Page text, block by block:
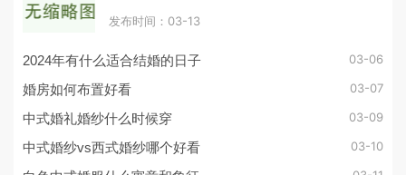
发布时间：03-13
2024年有什么适合结婚的日子 03-06
婚房如何布置好看 03-07
中式婚礼婚纱什么时候穿 03-09
中式婚纱vs西式婚纱哪个好看 03-10